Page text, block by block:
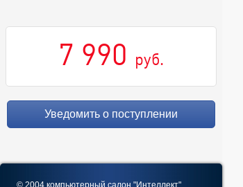
7 990 руб.
Уведомить о поступлении
© 2004 компьютерный салон "Интеллект"